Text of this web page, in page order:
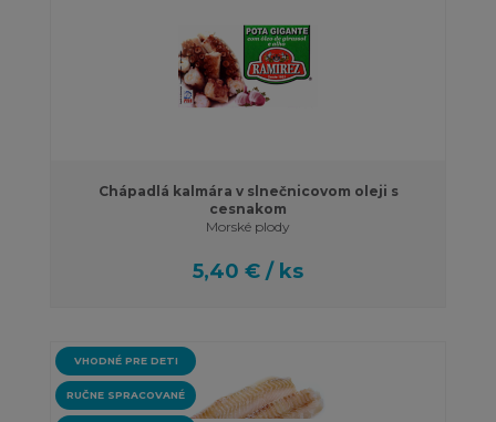
Chápadlá kalmára v slnečnicovom oleji s
cesnakom
Morské plody
5,40 € / ks
VHODNÉ PRE DETI
RUČNE SPRACOVANÉ